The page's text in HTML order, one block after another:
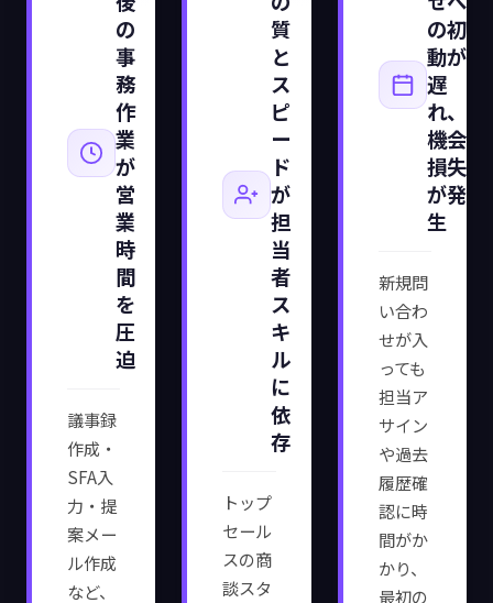
の
事
務
作
業
が
営
業
時
間
を
圧
迫
議事録
作成・
SFA入
力・提
案メー
ル作成
など、
質
と
ス
ピ
ー
ド
が
担
当
者
ス
キ
ル
に
依
存
トップ
セール
スの商
談スタ
の初
動が
遅
れ、
機会
損失
が発
生
新規問
い合わ
せが入
っても
担当ア
サイン
や過去
履歴確
認に時
間がか
かり、
最初の